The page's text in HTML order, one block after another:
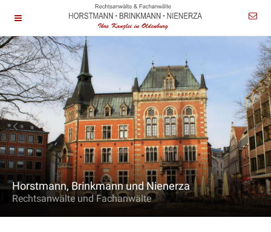
Horstmann, Brinkmann und Nienerza
Rechtsanwälte und Fachanwälte